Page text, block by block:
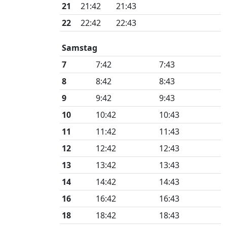
21
21:42
21:43
22
22:42 22:43
Samstag
7
7:42
7:43
8
8:42
8:43
9
9:42
9:43
10
10:42
10:43
11
11:42
11:43
12
12:42
12:43
13
13:42
13:43
14
14:42
14:43
16
16:42
16:43
18
18:42
18:43